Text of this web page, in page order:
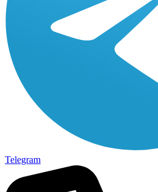
Telegram